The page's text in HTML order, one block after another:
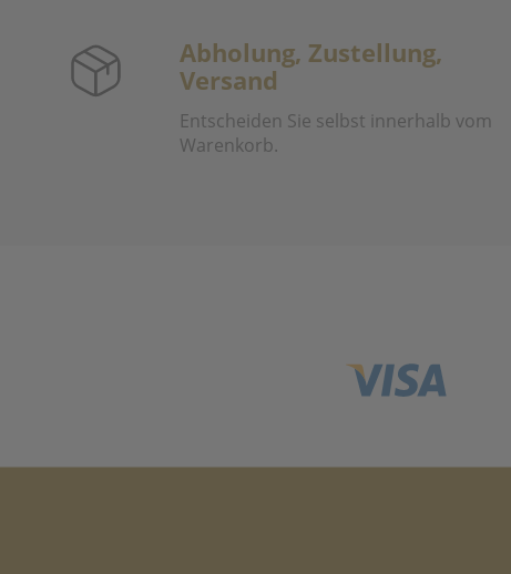
Abholung, Zustellung,
Versand
Entscheiden Sie selbst innerhalb vom
Warenkorb.